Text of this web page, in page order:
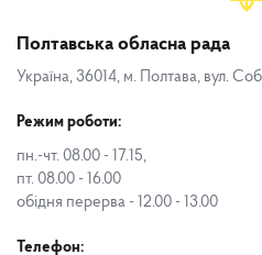
Полтавська обласна рада
Україна, 36014, м. Полтава, вул.
Режим роботи:
пн.-чт. 08.00 - 17.15,
пт. 08.00 - 16.00
обідня перерва - 12.00 - 13.00
Телефон: